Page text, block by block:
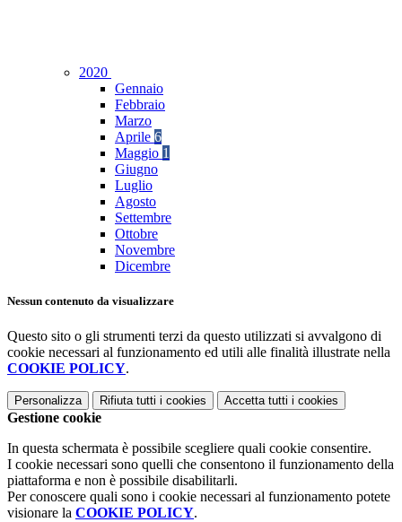
2020
Gennaio
Febbraio
Marzo
Aprile 6
Maggio 1
Giugno
Luglio
Agosto
Settembre
Ottobre
Novembre
Dicembre
Nessun contenuto da visualizzare
Questo sito o gli strumenti terzi da questo utilizzati si avvalgono di
cookie necessari al funzionamento ed utili alle finalità illustrate nella
COOKIE POLICY.
Personalizza Rifiuta tutti i cookies Accetta tutti i cookies
Gestione cookie
In questa schermata è possibile scegliere quali cookie consentire.
I cookie necessari sono quelli che consentono il funzionamento della
piattaforma e non è possibile disabilitarli.
Per conoscere quali sono i cookie necessari al funzionamento potete
visionare la COOKIE POLICY.